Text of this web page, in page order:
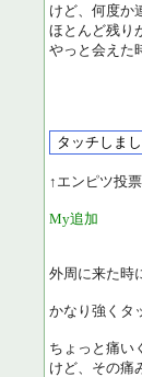
けど、何度か
ほとんど残り
やっと会えた
↑エンピツ投
My追加
外周に来た時
かなり強くタ
ちょっと痛い
けど、その痛